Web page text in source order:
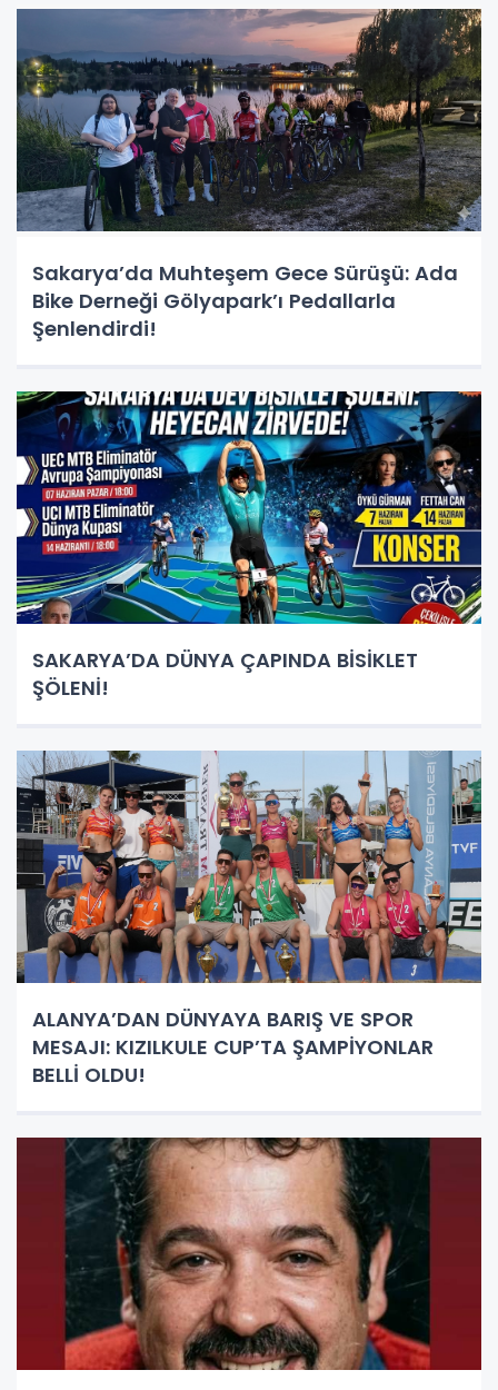
Sakarya’da Muhteşem Gece Sürüşü: Ada
Bike Derneği Gölyapark’ı Pedallarla
Şenlendirdi!
SAKARYA’DA DÜNYA ÇAPINDA BİSİKLET
ŞÖLENİ!
ALANYA’DAN DÜNYAYA BARIŞ VE SPOR
MESAJI: KIZILKULE CUP’TA ŞAMPİYONLAR
BELLİ OLDU!